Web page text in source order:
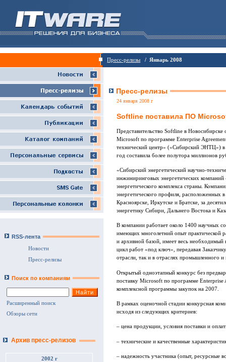
Пресс-релизы / Январь 2008
RSS-лента
Новости
Пресс-релизы
Поиск по компаниям
Расширенный поиск
Обзоры сети
Архив пресс-релизов
2002 г
Пресс-релизы
24 января 2008 г
Softline поставила ПО
Представительство Softline в
Microsoft по программе Enterprise
технический центр» («Сибирский ЭНТЦ») в
год составила более полутора миллионов
«Сибирский энергетический научно-
инжиниринговых энергетических компаний
энергетического комплекса страны.
энергетического профиля, расположенных
Красноярске, Иркутске и Братске, за
энергетику Сибири, Дальнего Востока и
В компании работает около 1400 научных
имеющих многолетний опыт практической
и архивной базой, имеет весь необходимый
цикл работ «под ключ», передавая
отрасли, так и в отраслях промышленного и
Открытый одноэтапный конкурс без
поставку Microsoft по программе Enterprise
комплексной программы закупок на 2007.
В рамках оценочной стадии конкурсная
исходя из следующих критериев:
– цена продукции, условия поставки и
– технические и качественные
– надежность участника (опыт, ресурсные